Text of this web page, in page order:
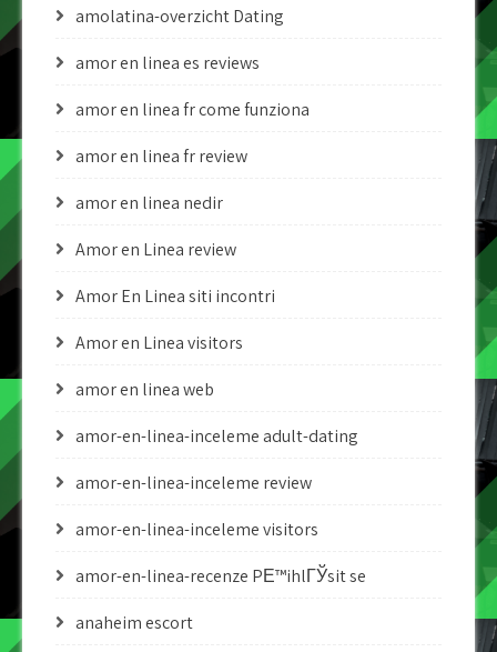
amolatina-overzicht Dating
amor en linea es reviews
amor en linea fr come funziona
amor en linea fr review
amor en linea nedir
Amor en Linea review
Amor En Linea siti incontri
Amor en Linea visitors
amor en linea web
amor-en-linea-inceleme adult-dating
amor-en-linea-inceleme review
amor-en-linea-inceleme visitors
amor-en-linea-recenze PЕ™ihlГЎsit se
anaheim escort